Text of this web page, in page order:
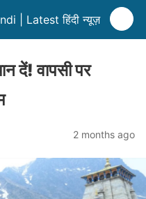
| Latest हिंदी न्यूज़
दें! वापसी पर
2 months ago